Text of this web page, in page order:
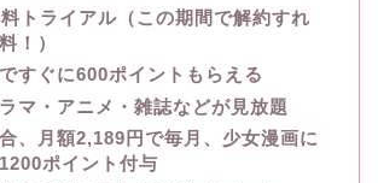
トライアル（この期間で解約すれ
！）
すぐに600ポイントもらえる
マ・アニメ・雑誌などが見放題
、月額2,189円で毎月、少女漫画に
ポイント付与